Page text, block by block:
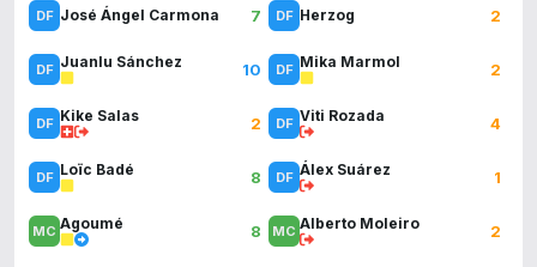
José Ángel Carmona 7
Juanlu Sánchez 10
Kike Salas 2
Loïc Badé 8
Agoumé 8
Herzog 2
Mika Marmol 2
Viti Rozada 4
Álex Suárez 1
Alberto Moleiro 2